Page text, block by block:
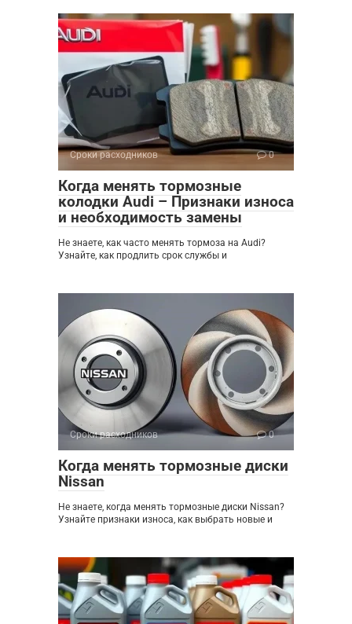
Сроки расходников 0
Когда менять тормозные
колодки Audi – Признаки износа
и необходимость замены
Не знаете, как часто менять тормоза на Audi?
Узнайте, как продлить срок службы и
Сроки расходников 0
Когда менять тормозные диски
Nissan
Не знаете, когда менять тормозные диски Nissan?
Узнайте признаки износа, как выбрать новые и